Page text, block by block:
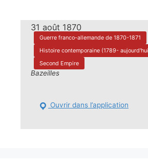
31 août 1870
Guerre franco-allemande de 1870-1871
Histoire contemporaine (1789-
Second Empire
Bazeilles
Ouvrir dans l’application